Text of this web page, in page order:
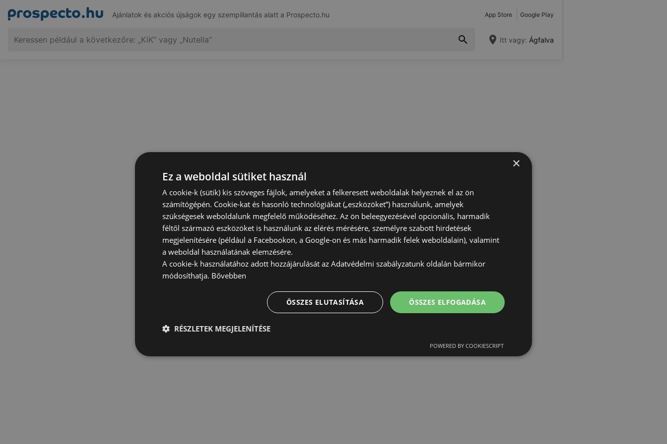
Ajánlatok és akciós újságok egy szempillantás alatt a Prospecto.hu App Store Google Play
Itt vagy: Ágfalva
×
Ez a weboldal sütiket használ
A cookie-k (sütik) kis szöveges fájlok, amelyeket a felkeresett weboldalak helyeznek el az ön
számítógépén. Cookie-kat és hasonló technológiákat („eszközöket”) használunk, amelyek
szükségesek weboldalunk megfelelő működéséhez. Az ön beleegyezésével opcionális, harmadik
féltől származó eszközöket is használunk az elérés mérésére, személyre szabott hirdetések
megjelenítésére (például a Facebookon, a Google-on és más harmadik felek weboldalain), valamint
a weboldal használatának elemzésére.
A cookie-k használatához adott hozzájárulását az Adatvédelmi szabályzatunk oldalán bármikor
módosíthatja. Bővebben
ÖSSZES ELFOGADÁSA
ÖSSZES ELUTASÍTÁSA
RÉSZLETEK MEGJELENÍTÉSE
POWERED BY COOKIESCRIPT